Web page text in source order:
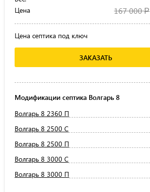
Цена
167 000Р
Цена септика под ключ
ЗАКАЗАТЬ
Модификации септика Волгарь 8
Волгарь 8 2360 П
Волгарь 8 2500 С
Волгарь 8 2500 П
Волгарь 8 3000 С
Волгарь 8 3000 П